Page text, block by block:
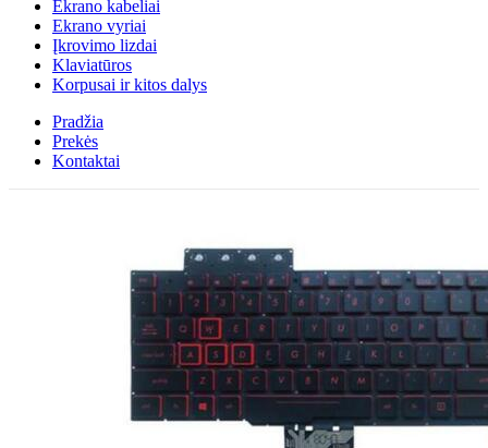
Ekrano kabeliai
Ekrano vyriai
Įkrovimo lizdai
Klaviatūros
Korpusai ir kitos dalys
Pradžia
Prekės
Kontaktai